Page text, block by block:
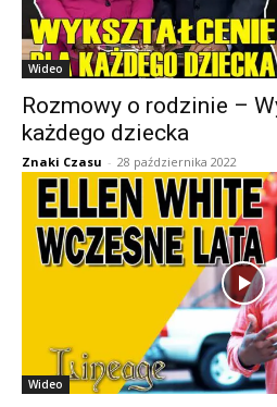
Wideo
Rozmowy o rodzinie –
każdego dziecka
Znaki Czasu - 28 października 2022
Wideo